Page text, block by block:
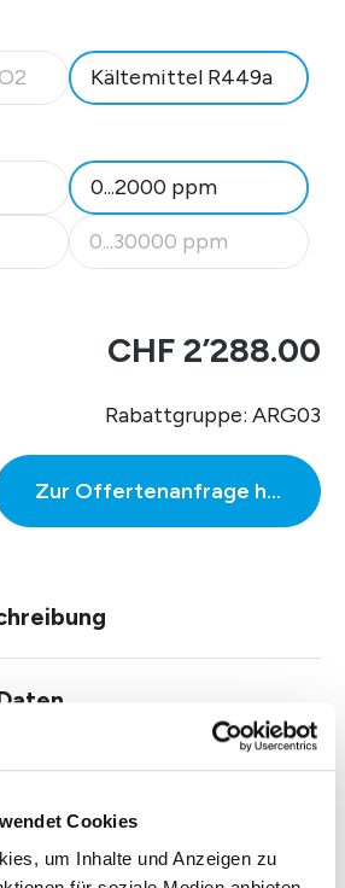
Cookies
um Inhalte und Anzeigen zu
nicht verfügbar.)
Kältemittel R449a
nicht verfügbar.)
0...2000 ppm
nicht verfügbar.)
0...30000 ppm
(Diese Option ist zurzeit
CHF 2’288.00
Rabattgruppe: ARG03
Zur Offertenanfrage